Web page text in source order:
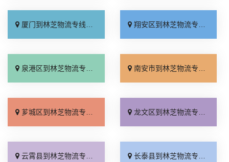
厦门到林芝物流专线_运价查询「合同承运」 翔安区到林芝物流专线_无需中转「几天到达」
泉港区到林芝物流专线_多少公里「价格透明」 南安市到林芝物流专线_专线快运「多少一吨」
芗城区到林芝物流专线_专业调车「收费标准」 龙文区到林芝物流专线_零担配货「上门取件」
云霄县到林芝物流专线_多久能到「专业可靠」 长泰县到林芝物流专线_资质齐全「多年经验」